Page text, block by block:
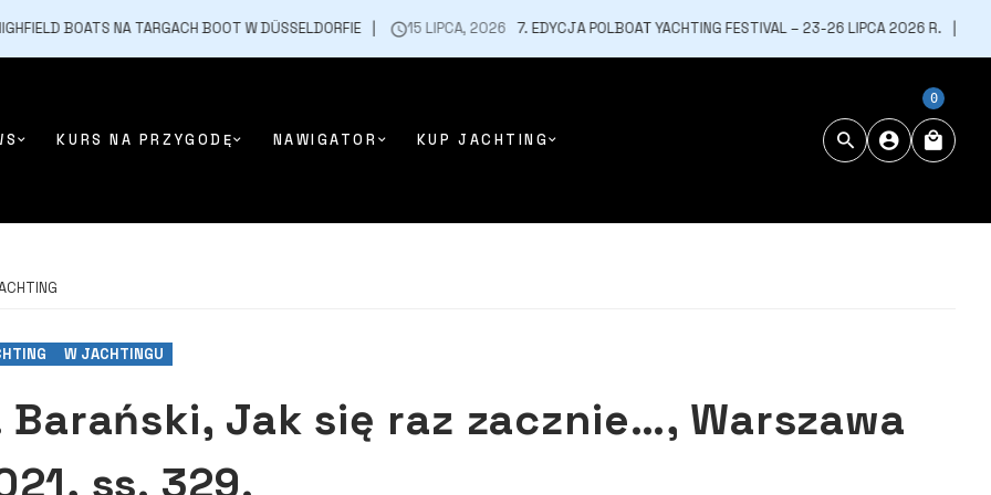
NA TARGACH BOOT W DÜSSELDORFIE 15 LIPCA, 2026 7. EDYCJA POLBOAT YACHTING FESTIVAL – 23-26 LIPCA 2026 R. 6 LIPCA, 2026
KURS NA PRZYGODĘ NAWIGATOR KUP JACHTING
0
W JACHTINGU
Barański, Jak się raz zacznie…, Warszawa
ss. 329.